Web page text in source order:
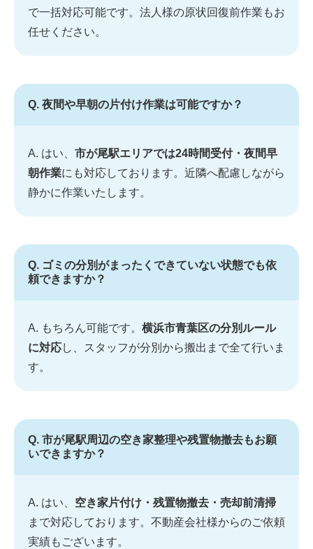
で一括対応可能です。法人様の原状回復前作業もお
任せください。
Q. 夜間や早朝の片付け作業は可能ですか？
A. はい、 市が尾駅エリアでは24時間受付・夜間早
朝作業にも対応しております。近隣へ配慮しながら
静かに作業いたします。
Q. ゴミの分別がまったくできていない状態でも依
頼できますか？
A. もちろん可能です。 横浜市青葉区の分別ルール
に対応し、スタッフが分別から搬出まで全て行いま
す。
Q. 市が尾駅周辺の空き家整理や残置物撤去もお願
いできますか？
A. はい、 空き家片付け・残置物撤去・売却前清掃
まで対応しております。不動産会社様からのご依頼
実績もございます。